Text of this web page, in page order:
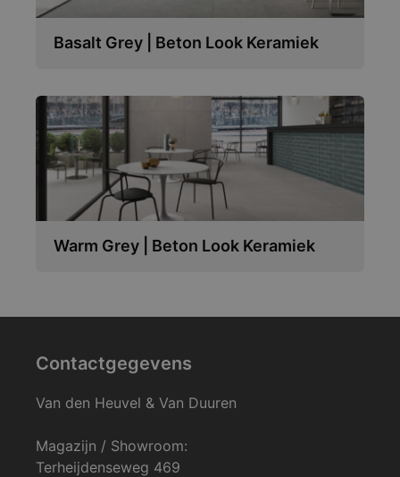
Basalt Grey | Beton Look Keramiek
Warm Grey | Beton Look Keramiek
Contactgegevens
Van den Heuvel & Van Duuren
Magazijn / Showroom:
Terheijdenseweg 469